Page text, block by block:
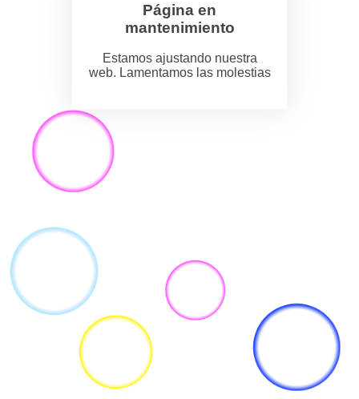
Página en
mantenimiento
Estamos ajustando nuestra
web. Lamentamos las molestias